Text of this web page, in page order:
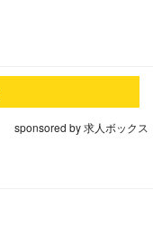
sponsored by 求人ボックス